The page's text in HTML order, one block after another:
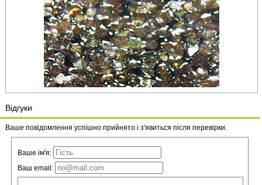
Відгуки
Ваше повідомлення успішно прийнято і з'явиться після перевірки.
Ваше ім'я:
Ваш email: